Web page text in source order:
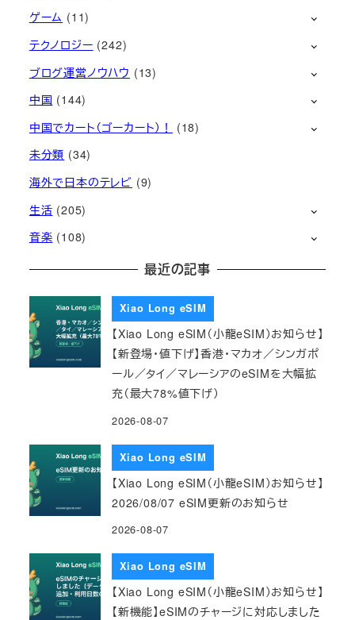
ゲーム (11)
テクノロジー (242)
ブログ運営ノウハウ (13)
中国 (144)
中国でカート（ゴーカート）！
(18)
未分類 (34)
海外で日本のテレビ (9)
生活 (205)
音楽 (108)
最近の記事
Xiao Long eSIM
【Xiao Long eSIM（小龍eSIM）お知らせ】
【新登場・値下げ】香港・マカオ／シンガポ
ール／タイ／マレーシアのeSIMを大幅拡
充（最大78%値下げ）
2026-08-07
Xiao Long eSIM
【Xiao Long eSIM（小龍eSIM）お知らせ】
2026/08/07 eSIM更新のお知らせ
2026-08-07
Xiao Long eSIM
【Xiao Long eSIM（小龍eSIM）お知らせ】
【新機能】eSIMのチャージに対応しました